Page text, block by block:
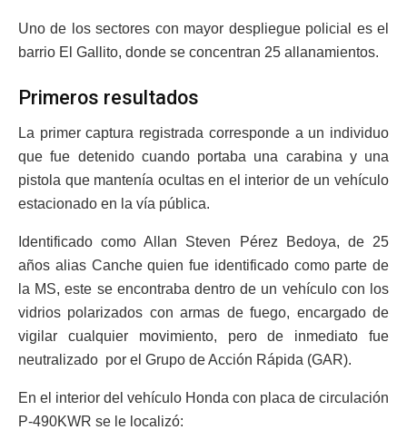
Uno de los sectores con mayor despliegue policial es el
barrio El Gallito, donde se concentran 25 allanamientos.
Primeros resultados
La primer captura registrada corresponde a un individuo
que fue detenido cuando portaba una carabina y una
pistola que mantenía ocultas en el interior de un vehículo
estacionado en la vía pública.
Identificado como Allan Steven Pérez Bedoya, de 25
años alias Canche quien fue identificado como parte de
la MS, este se encontraba dentro de un vehículo con los
vidrios polarizados con armas de fuego, encargado de
vigilar cualquier movimiento, pero de inmediato fue
neutralizado por el Grupo de Acción Rápida (GAR).
En el interior del vehículo Honda con placa de circulación
P-490KWR se le localizó: